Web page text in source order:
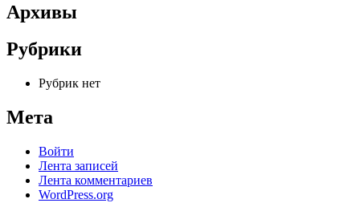
Архивы
Рубрики
Рубрик нет
Мета
Войти
Лента записей
Лента комментариев
WordPress.org